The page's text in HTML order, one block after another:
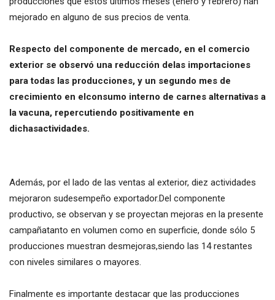
mejorado en alguno de sus precios de venta.
Respecto del componente de mercado, en el comercio
exterior se observó una reducción delas importaciones
para todas las producciones, y un segundo mes de
crecimiento en elconsumo interno de carnes alternativas a
la vacuna, repercutiendo positivamente en
dichasactividades.
Además, por el lado de las ventas al exterior, diez actividades
mejoraron sudesempeño exportador.Del componente
productivo, se observan y se proyectan mejoras en la presente
campañatanto en volumen como en superficie, donde sólo 5
producciones muestran desmejoras,siendo las 14 restantes
con niveles similares o mayores.
Finalmente es importante destacar que las producciones